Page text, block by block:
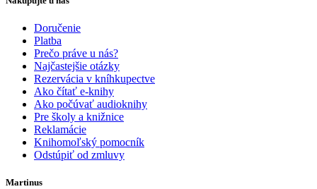
Doručenie
Platba
Prečo práve u nás?
Najčastejšie otázky
Rezervácia v kníhkupectve
Ako čítať e-knihy
Ako počúvať audioknihy
Pre školy a knižnice
Reklamácie
Knihomoľský pomocník
Odstúpiť od zmluvy
Martinus